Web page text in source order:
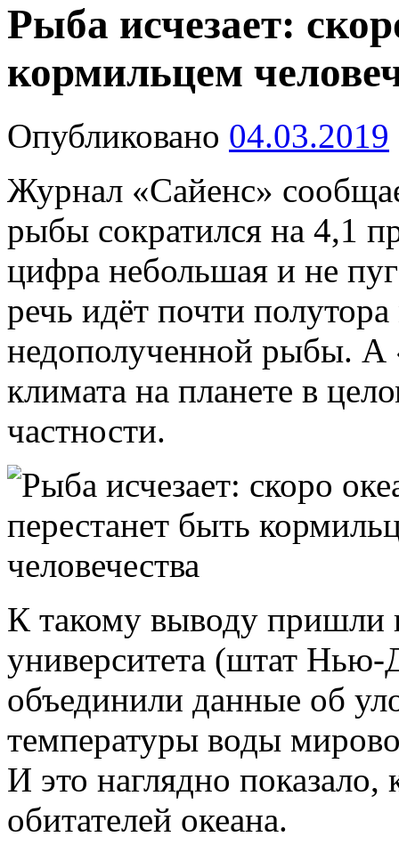
Рыба исчезает:
кормильцем
Опубликовано 04.03.2019
Журнал «Сайенс»
рыбы сократился на 4,1
цифра небольшая и не
речь идёт почти
недополученной рыбы. А
климата на планете в
частности.
К такому выводу пришли
университета (штат
объединили данные об
температуры воды
И это наглядно показало,
обитателей океана.